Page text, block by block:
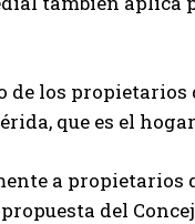
los
que es el
a propietarios
del